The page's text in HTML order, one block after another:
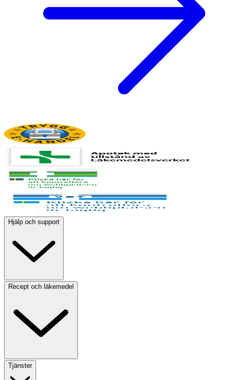
Hjälp och support
Recept och läkemedel
Tjänster